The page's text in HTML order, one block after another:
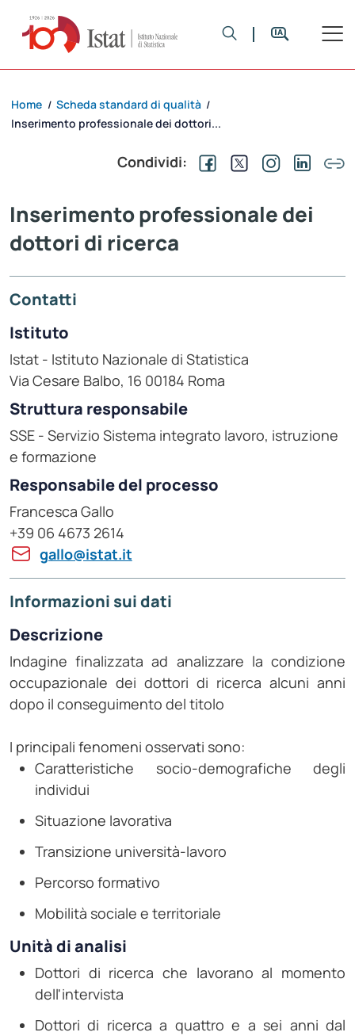
Home / Scheda standard di qualità /
Inserimento professionale dei dottori...
Condividi:
Inserimento professionale dei
dottori di ricerca
Contatti
Istituto
Istat - Istituto Nazionale di Statistica
Via Cesare Balbo, 16 00184 Roma
Struttura responsabile
SSE - Servizio Sistema integrato lavoro, istruzione
e formazione
Responsabile del processo
Francesca Gallo
+39 06 4673 2614
gallo@istat.it
Informazioni sui dati
Descrizione
Indagine finalizzata ad analizzare la condizione
occupazionale dei dottori di ricerca alcuni anni
dopo il conseguimento del titolo
I principali fenomeni osservati sono:
Caratteristiche socio-demografiche degli
individui
Situazione lavorativa
Transizione università-lavoro
Percorso formativo
Mobilità sociale e territoriale
Unità di analisi
Dottori di ricerca che lavorano al momento
dell'intervista
Dottori di ricerca a quattro e a sei anni dal